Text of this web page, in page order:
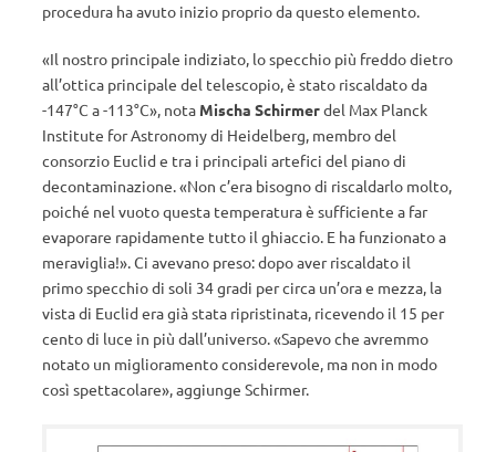
procedura ha avuto inizio proprio da questo elemento.
«Il nostro principale indiziato, lo specchio più freddo dietro
all’ottica principale del telescopio, è stato riscaldato da
-147°C a -113°C», nota Mischa Schirmerdel Max Planck
Institute for Astronomy di Heidelberg, membro del
consorzio Euclid e tra i principali artefici del piano di
decontaminazione. «Non c’era bisogno di riscaldarlo molto,
poiché nel vuoto questa temperatura è sufficiente a far
evaporare rapidamente tutto il ghiaccio. E ha funzionato a
meraviglia!». Ci avevano preso: dopo aver riscaldato il
primo specchio di soli 34 gradi per circa un’ora e mezza, la
vista di Euclid era già stata ripristinata, ricevendo il 15 per
cento di luce in più dall’universo. «Sapevo che avremmo
notato un miglioramento considerevole, ma non in modo
così spettacolare», aggiunge Schirmer.